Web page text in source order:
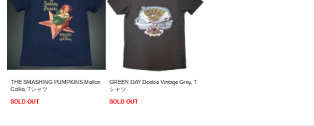
THE SMASHING PUMPKINS Mellon
Collie, Tシャツ
SOLD OUT
GREEN DAY Dookie Vintage Grey, T
シャツ
SOLD OUT